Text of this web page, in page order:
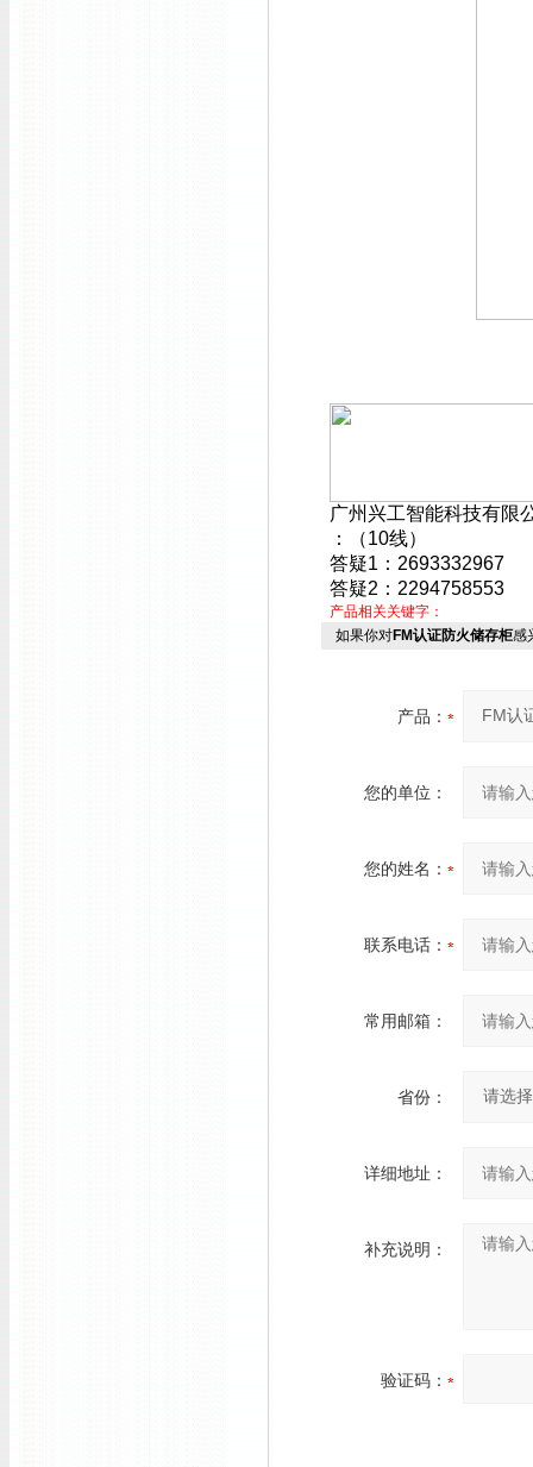
广州兴工智能科技有限
：（10线）
答疑1：2693332967
答疑2：2294758553
产品相关关键字：
如果你对FM认证防火储存柜感
产品：
您的单位：
您的姓名：
联系电话：
常用邮箱：
省份：
详细地址：
补充说明：
验证码：